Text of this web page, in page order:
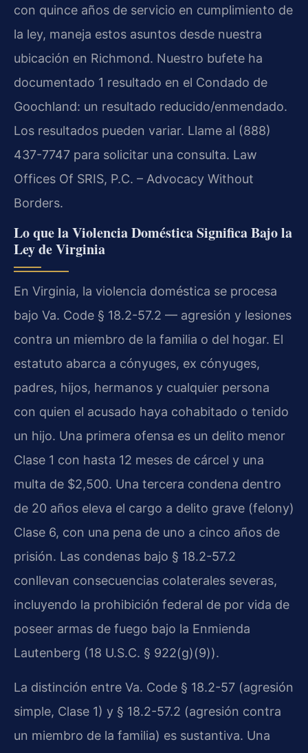
con quince años de servicio en cumplimiento de
la ley, maneja estos asuntos desde nuestra
ubicación en Richmond. Nuestro bufete ha
documentado 1 resultado en el Condado de
Goochland: un resultado reducido/enmendado.
Los resultados pueden variar. Llame al (888)
437-7747 para solicitar una consulta. Law
Offices Of SRIS, P.C. – Advocacy Without
Borders.
Lo que la Violencia Doméstica Significa Bajo la
Ley de Virginia
En Virginia, la violencia doméstica se procesa
bajo Va. Code § 18.2-57.2 — agresión y lesiones
contra un miembro de la familia o del hogar. El
estatuto abarca a cónyuges, ex cónyuges,
padres, hijos, hermanos y cualquier persona
con quien el acusado haya cohabitado o tenido
un hijo. Una primera ofensa es un delito menor
Clase 1 con hasta 12 meses de cárcel y una
multa de $2,500. Una tercera condena dentro
de 20 años eleva el cargo a delito grave (felony)
Clase 6, con una pena de uno a cinco años de
prisión. Las condenas bajo § 18.2-57.2
conllevan consecuencias colaterales severas,
incluyendo la prohibición federal de por vida de
poseer armas de fuego bajo la Enmienda
Lautenberg (18 U.S.C. § 922(g)(9)).
La distinción entre Va. Code § 18.2-57 (agresión
simple, Clase 1) y § 18.2-57.2 (agresión contra
un miembro de la familia) es sustantiva. Una